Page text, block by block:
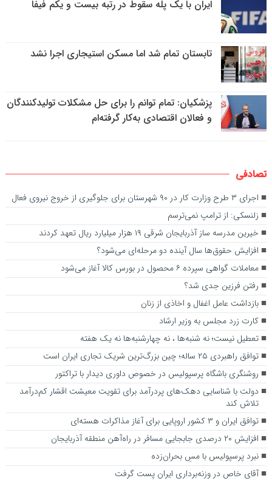
ایران با یک پله سقوط در رتبه بیست و یکم فیفا
تابستان تمام شد اما مسکن استیجاری اجرا نشد
پزشکیان: تمام توانم را برای حل مشکلات تولیدکنندگان
و فعالان اقتصادی به‌کار گرفته‌ام
تصادفی
اجرای ۳ طرح وزارت کار در ۹۰ شهرستان برای جلوگیری از خروج نیروی فعال
زلنسکی: از ترامپ نمی‌ترسم
خیرین مدرسه ساز آذربایجان شرقی ۱۹ هزار میلیارد ریال تعهد کردند
افزایش حقوق‌ها سال آینده دو مرحله‌ای می‌شود؟
معاملات گواهی سپرده ۶ محصول در بورس کالا آغاز می‌شود
رفتن فرزین جدی شد؟
بازداشت عامل اغفال و اخاذی از زنان
کارت زرد مجلس به وزیر ارشاد
تعطیل نیست؛ نه شنبه‌ها ، نه چهارشنبه‌ها نه یک هفته
توافق راهبردی ۲۵ ساله؛ چین بزرگ‌ترین شریک تجاری ایران است
روشنگری باشگاه پرسپولیس در خصوص داوری دیدار با تراکتور
دولت با شناسایی دهک‌های پردرآمد برای تقویت معیشت اقشار کم‌درآمد
تلاش کند
توافق ایران و ۳ کشور اروپایی برای آغاز مذاکرات هسته‌ای
افزایش ۲۰ درصدی جابجایی مسافر در راه‌آهن منطقه آذربایجان
نبرد پرسپولیس با مسِ بحران‌زده
آقای خاص در وزنه‌برداری ایران پست گرفت